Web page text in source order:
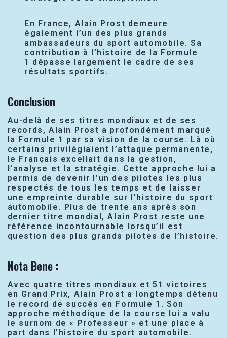
En France, Alain Prost demeure
également l’un des plus grands
ambassadeurs du sport automobile. Sa
contribution à l’histoire de la Formule
1 dépasse largement le cadre de ses
résultats sportifs.
Conclusion
Au-delà de ses titres mondiaux et de ses
records, Alain Prost a profondément marqué
la Formule 1 par sa vision de la course. Là où
certains privilégiaient l’attaque permanente,
le Français excellait dans la gestion,
l’analyse et la stratégie. Cette approche lui a
permis de devenir l’un des pilotes les plus
respectés de tous les temps et de laisser
une empreinte durable sur l’histoire du sport
automobile. Plus de trente ans après son
dernier titre mondial, Alain Prost reste une
référence incontournable lorsqu’il est
question des plus grands pilotes de l’histoire.
Nota Bene :
Avec quatre titres mondiaux et 51 victoires
en Grand Prix, Alain Prost a longtemps détenu
le record de succès en Formule 1. Son
approche méthodique de la course lui a valu
le surnom de « Professeur » et une place à
part dans l’histoire du sport automobile.